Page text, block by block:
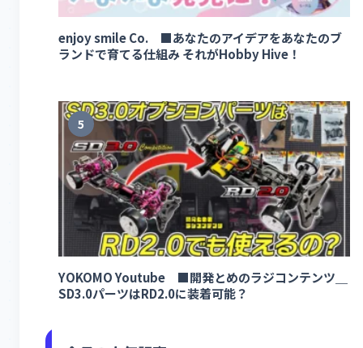
enjoy smile Co. ■あなたのアイデアをあなたのブ
ランドで育てる仕組み それがHobby Hive！
5
YOKOMO Youtube ■開発とめのラジコンテンツ＿
SD3.0パーツはRD2.0に装着可能？